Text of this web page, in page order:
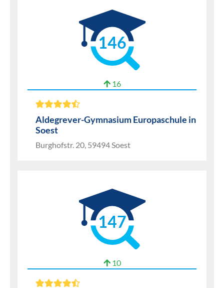
146
16
Aldegrever-Gymnasium Europaschule in
Soest
Burghofstr. 20, 59494 Soest
147
10